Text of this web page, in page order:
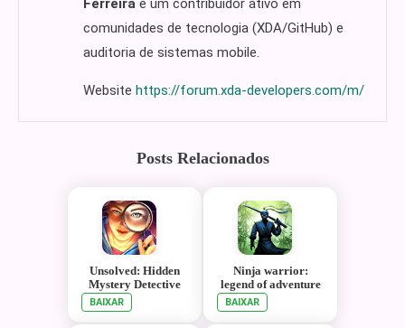
Ferreira é um contribuidor ativo em
comunidades de tecnologia (XDA/GitHub) e
auditoria de sistemas mobile.
Website https://forum.xda-developers.com/m/
Posts Relacionados
Unsolved: Hidden
Mystery Detective
Games
BAIXAR
Ninja warrior:
legend of adventure
games
BAIXAR